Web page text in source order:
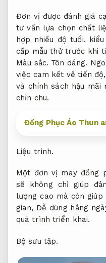
Đơn vị được đánh giá
tư vấn lựa chọn chất
hợp nhiều độ tuổi.
cấp mẫu thử trước khi
Màu sắc. Tôn dáng.
việc cam kết về tiến độ,
và chính sách hậu mãi
chỉn chu.
Đồng Phục Áo Thun
Liệu trình.
Một đơn vị may đồng
sẽ không chỉ giúp
lượng cao mà còn
gian, Dễ dùng hằng
quá trình triển khai.
Bộ sưu tập.